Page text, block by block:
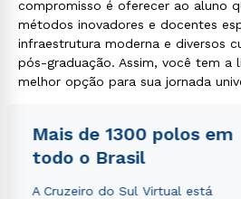
compromisso é oferecer ao aluno
métodos inovadores e docentes
infraestrutura moderna e diversos
pós-graduação. Assim, você tem a
melhor opção para sua jornada
Mais de 1300 polos em
todo o Brasil
A Cruzeiro do Sul Virtual está
Estou de acordo com a Política de